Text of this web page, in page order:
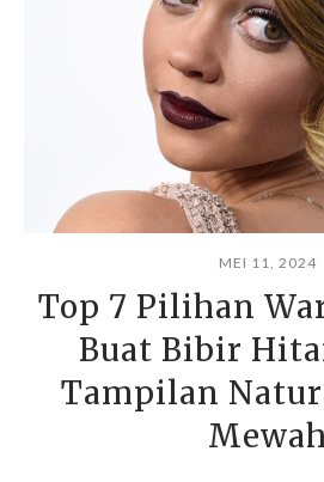
MEI 11, 2024
Top 7 Pilihan
Buat Bibir
Tampilan
Mewah